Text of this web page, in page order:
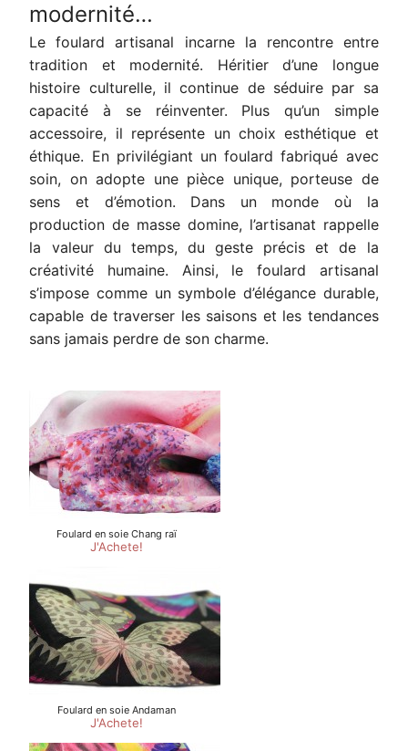
modernité…
Le foulard artisanal incarne la rencontre entre
tradition et modernité. Héritier d’une longue
histoire culturelle, il continue de séduire par sa
capacité à se réinventer. Plus qu’un simple
accessoire, il représente un choix esthétique et
éthique. En privilégiant un foulard fabriqué avec
soin, on adopte une pièce unique, porteuse de
sens et d’émotion. Dans un monde où la
production de masse domine, l’artisanat rappelle
la valeur du temps, du geste précis et de la
créativité humaine. Ainsi, le foulard artisanal
s’impose comme un symbole d’élégance durable,
capable de traverser les saisons et les tendances
sans jamais perdre de son charme.